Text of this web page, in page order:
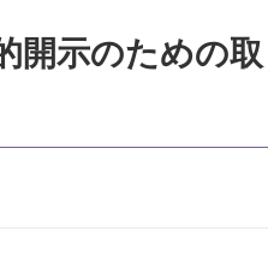
開示のための取